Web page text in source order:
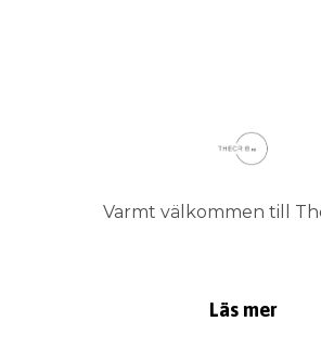
Varmt välkommen till
Läs mer